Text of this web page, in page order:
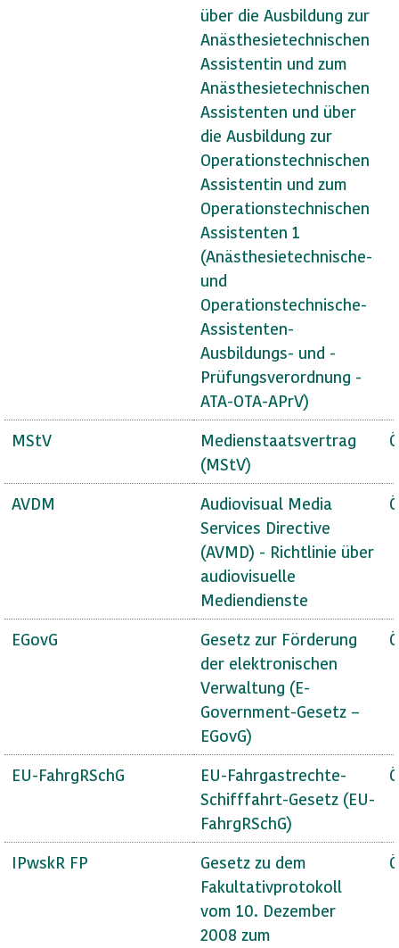
über die Ausbildung zur
Anästhesietechnischen
Assistentin und zum
Anästhesietechnischen
Assistenten und über
die Ausbildung zur
Operationstechnischen
Assistentin und zum
Operationstechnischen
Assistenten 1
(Anästhesietechnische-
und
Operationstechnische-
Assistenten-
Ausbildungs- und -
Prüfungsverordnung -
ATA-OTA-APrV)
MStV
Medienstaatsvertrag
(MStV)
AVDM
Audiovisual Media
Services Directive
(AVMD) - Richtlinie über
audiovisuelle
Mediendienste
EGovG
Gesetz zur Förderung
der elektronischen
Verwaltung (E-
Government-Gesetz –
EGovG)
EU-FahrgRSchG
EU-Fahrgastrechte-
Schifffahrt-Gesetz (EU-
FahrgRSchG)
IPwskR FP
Gesetz zu dem
Fakultativprotokoll
vom 10. Dezember
2008 zum